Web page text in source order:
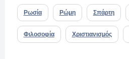
Ρωσία Ρώμη Σπάρτη
Φιλοσοφία Χριστιανισμός